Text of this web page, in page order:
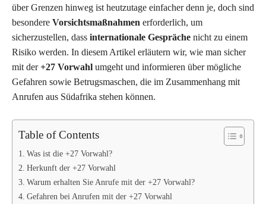
über Grenzen hinweg ist heutzutage einfacher denn je, doch sind
besondere Vorsichtsmaßnahmen erforderlich, um
sicherzustellen, dass internationale Gespräche nicht zu einem
Risiko werden. In diesem Artikel erläutern wir, wie man sicher
mit der+27 Vorwahl umgeht und informieren über mögliche
Gefahren sowie Betrugsmaschen, die im Zusammenhang mit
Anrufen aus Südafrika stehen können.
Table of Contents
Was ist die +27 Vorwahl?
Herkunft der +27 Vorwahl
Warum erhalten Sie Anrufe mit der +27 Vorwahl?
Gefahren bei Anrufen mit der +27 Vorwahl